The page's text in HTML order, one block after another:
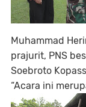
Muhammad
prajurit, PNS
Soebroto
“Acara ini